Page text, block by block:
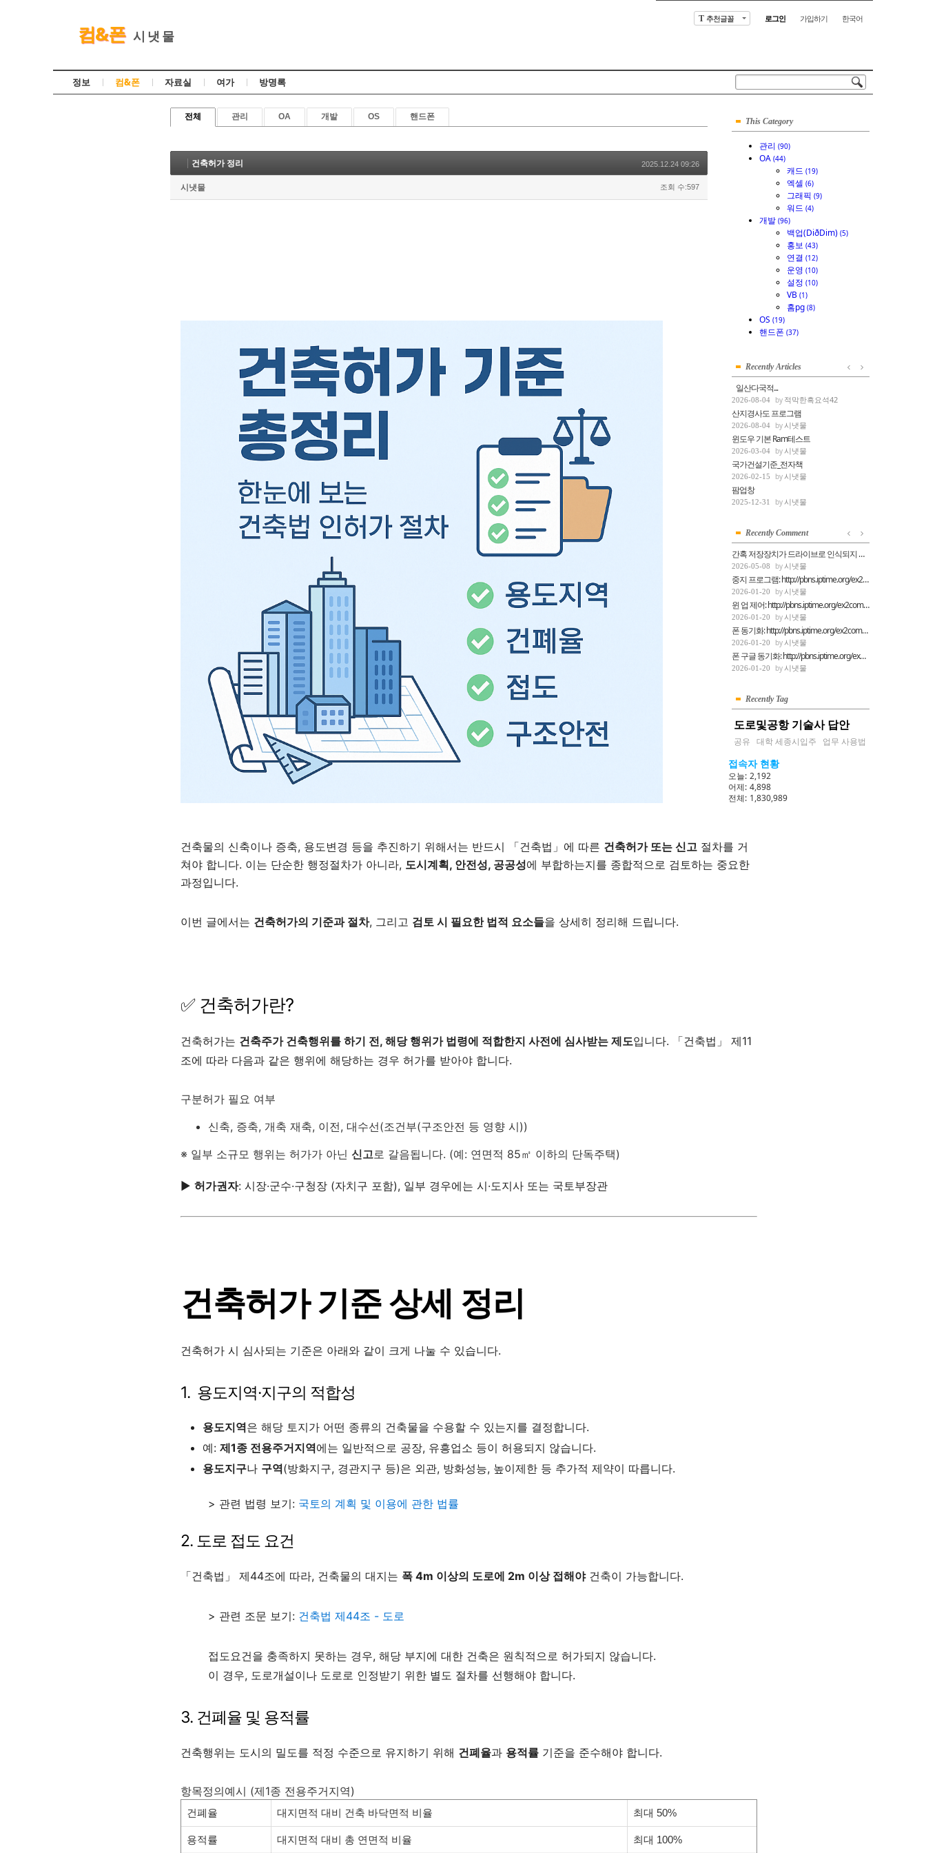
T 추천글꼴 로그인 가입하기 한국어
컴&폰 시 냇 물
정보 컴&폰 자료실 여가 방명록
전체 관리 OA 개발 OS 핸드폰
건축허가 정리 2025.12.24 09:26
시냇물 조회 수:597
건축물의 신축이나 증축, 용도변경 등을 추진하기 위해서는 반드시 「건축법」에 따른 건축허가 또는 신고 절차를 거
쳐야 합니다. 이는 단순한 행정절차가 아니라, 도시계획, 안전성, 공공성에 부합하는지를 종합적으로 검토하는 중요한
과정입니다.
이번 글에서는 건축허가의 기준과 절차, 그리고 검토 시 필요한 법적 요소들을 상세히 정리해 드립니다.
✅ 건축허가란?
건축허가는 건축주가 건축행위를 하기 전, 해당 행위가 법령에 적합한지 사전에 심사받는 제도입니다. 「건축법」 제11
조에 따라 다음과 같은 행위에 해당하는 경우 허가를 받아야 합니다.
구분허가 필요 여부
신축, 증축, 개축 재축, 이전, 대수선(조건부(구조안전 등 영향 시))
※ 일부 소규모 행위는 허가가 아닌 신고로 갈음됩니다. (예: 연면적 85㎡ 이하의 단독주택)
▶ 허가권자: 시장·군수·구청장 (자치구 포함), 일부 경우에는 시·도지사 또는 국토부장관
건축허가 기준 상세 정리
건축허가 시 심사되는 기준은 아래와 같이 크게 나눌 수 있습니다.
1. 용도지역·지구의 적합성
용도지역은 해당 토지가 어떤 종류의 건축물을 수용할 수 있는지를 결정합니다.
예: 제1종 전용주거지역에는 일반적으로 공장, 유흥업소 등이 허용되지 않습니다.
용도지구나 구역(방화지구, 경관지구 등)은 외관, 방화성능, 높이제한 등 추가적 제약이 따릅니다.
> 관련 법령 보기: 국토의 계획 및 이용에 관한 법률
2. 도로 접도 요건
「건축법」 제44조에 따라, 건축물의 대지는 폭 4m 이상의 도로에 2m 이상 접해야건축이 가능합니다.
> 관련 조문 보기: 건축법 제44조 - 도로
접도요건을 충족하지 못하는 경우, 해당 부지에 대한 건축은 원칙적으로 허가되지 않습니다.
이 경우, 도로개설이나 도로로 인정받기 위한 별도 절차를 선행해야 합니다.
3. 건폐율 및 용적률
건축행위는 도시의 밀도를 적정 수준으로 유지하기 위해 건폐율과 용적률 기준을 준수해야 합니다.
항목정의예시 (제1종 전용주거지역)
건폐율 대지면적 대비 건축 바닥면적 비율 최대 50%
용적률 대지면적 대비 총 연면적 비율 최대 100%
This Category
관리 (90)
OA (44)
캐드 (19)
엑셀 (6)
그래픽 (9)
워드 (4)
개발 (96)
백업(DiðDim) (5)
홍보 (43)
연결 (12)
운영 (10)
설정 (10)
VB (1)
홈pg (8)
OS (19)
핸드폰 (37)
Recently Articles
일산다국적...
2026-08-04 적막한흑요석42
산지경사도 프로그램
2026-08-04 시냇물
윈도우 기본 Ram테스트
2026-03-04 시냇물
국가건설기준_전자책
2026-02-15 시냇물
팜업창
2025-12-31 시냇물
Recently Comment
간혹 저장장치가 드라이브로 인식되지 못할때 d...
2026-05-08 시냇물
중지 프로그램: http://pbns.iptime.org/ex2comp/...
2026-01-20 시냇물
윈 업 제어: http://pbns.iptime.org/ex2comp/246...
2026-01-20 시냇물
폰 동기화: http://pbns.iptime.org/ex2comp/2503...
2026-01-20 시냇물
폰 구글 동기화: http://pbns.iptime.org/ex2comp...
2026-01-20 시냇물
Recently Tag
도로및공항 기술사 답안
공유 대학 세종시입주 업무 사용법
접속자 현황
오늘: 2,192
어제: 4,898
전체: 1,830,989